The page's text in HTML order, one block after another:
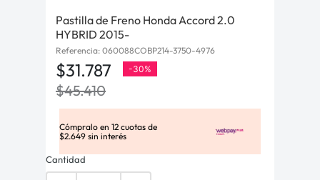
Pastilla de Freno Honda Accord 2.0
HYBRID 2015-
Referencia: 060088COBP214-3750-4976
$31.787 -30%
$45.410
Cómpralo en 12 cuotas de
$2.649 sin interés
Cantidad